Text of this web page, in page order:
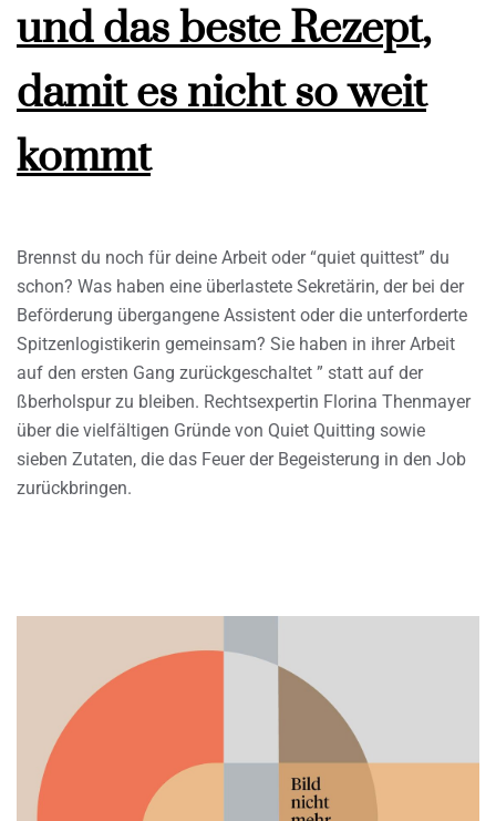
und das beste Rezept,
damit es nicht so weit
kommt
Brennst du noch für deine Arbeit oder “quiet quittest” du
schon? Was haben eine überlastete Sekretärin, der bei der
Beförderung übergangene Assistent oder die unterforderte
Spitzenlogistikerin gemeinsam? Sie haben in ihrer Arbeit
auf den ersten Gang zurückgeschaltet ” statt auf der
ßberholspur zu bleiben. Rechtsexpertin Florina Thenmayer
über die vielfältigen Gründe von Quiet Quitting sowie
sieben Zutaten, die das Feuer der Begeisterung in den Job
zurückbringen.